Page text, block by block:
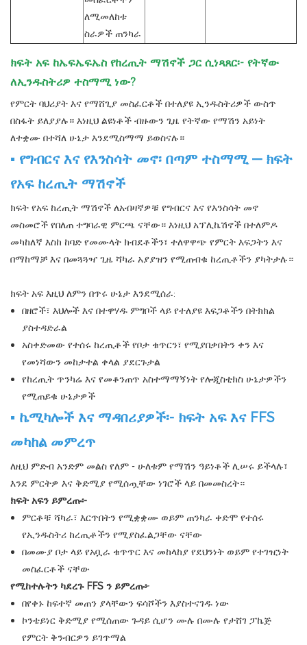
ለሚመለከቱ
ስራዎች ጠንካራ
ክፍት አፍ ከኤፍኤፍኤስ የከረጢት ማሽኖች ጋር ሲነጻጸር፡- የትኛው
ለኢንዱስትሪዎ ተስማሚ ነው?
የምርት ባህሪያት እና የማሸጊያ መስፈርቶች በተለያዩ ኢንዱስትሪዎች ውስጥ
በስፋት ይለያያሉ። እነዚህ ልዩነቶች ብዙውን ጊዜ የትኛው የማሽን አይነት
ለተቋሙ በተሻለ ሁኔታ እንደሚስማማ ይወስናሉ።
▪ የግብርና እና የእንስሳት መኖ፡ በጣም ተስማሚ — ክፍት
የአፍ ከረጢት ማሽኖች
ክፍት የአፍ ከረጢት ማሽኖች ለአብዛኛዎቹ የግብርና እና የእንስሳት መኖ
መስመሮች የበለጠ ተግባራዊ ምርጫ ናቸው። እነዚህ አፕሊኬሽኖች በተለምዶ
መካከለኛ እስከ ከባድ የመሙላት ክብደቶችን፣ ተለዋዋጭ የምርት እፍጋትን እና
በማከማቻ እና በመጓጓዣ ጊዜ ሻካራ አያያዝን የሚጠብቁ ከረጢቶችን ያካትታሉ።
ክፍት አፍ እዚህ ለምን በጥሩ ሁኔታ እንደሚሰራ:
በዘሮች፣ እህሎች እና በተዋሃዱ ምግቦች ላይ የተለያዩ እፍጋቶችን በትክክል
ያስተዳድራል
አስቀድመው የተሰሩ ከረጢቶች የቦታ ቁጥርን፣ የሚያበቃበትን ቀን እና
የመነሻውን መከታተል ቀላል ያደርጉታል
የከረጢት ጥንካሬ እና የመቆንጠጥ አስተማማኝነት የሎጂስቲክስ ሁኔታዎችን
የሚጠይቁ ሁኔታዎች
▪ ኬሚካሎች እና ማዳበሪያዎች፡- ክፍት አፍ እና FFS
መካከል መምረጥ
ለዚህ ምድብ አንድም መልስ የለም - ሁለቱም የማሽን ዓይነቶች ሊሠሩ ይችላሉ፣
እንደ ምርትዎ እና ቅድሚያ የሚሰጧቸው ነገሮች ላይ በመመስረት።
ክፍት አፍን ይምረጡ፡-
ምርቶቹ ሻካራ፣ እርጥበትን የሚቋቋሙ ወይም ጠንካራ ቀድሞ የተሰሩ
የኢንዱስትሪ ከረጢቶችን የሚያስፈልጋቸው ናቸው
በመሙያ ቦታ ላይ የአቧራ ቁጥጥር እና መከላከያ የደህንነት ወይም የተገዢነት
መስፈርቶች ናቸው
የሚከተሉትን ካደረጉ FFS ን ይምረጡ፦
በየቀኑ ከፍተኛ መጠን ያላቸውን ፍሳሾችን እያስተናገዱ ነው
ኮንቴይነር ቅድሚያ የሚሰጠው ጉዳይ ሲሆን ሙሉ በሙሉ የታሸገ ፓኬጅ
የምርት ቅንብርዎን ይገጥማል